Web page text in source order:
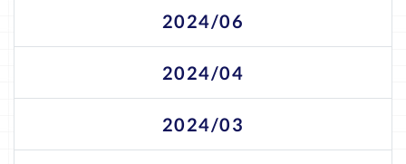
2024/06
2024/04
2024/03